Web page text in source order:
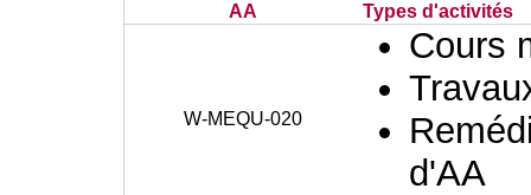
AA Types d'activités
W-MEQU-020
Cours
d'AA